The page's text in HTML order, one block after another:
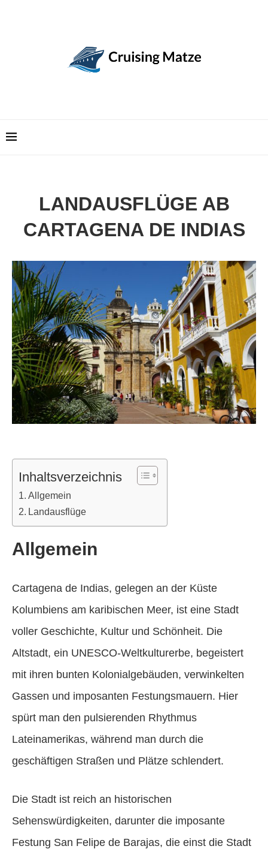
LANDAUSFLÜGE AB
CARTAGENA DE INDIAS
Inhaltsverzeichnis
Allgemein
Landausflüge
Allgemein
Cartagena de Indias, gelegen an der Küste
Kolumbiens am karibischen Meer, ist eine Stadt
voller Geschichte, Kultur und Schönheit. Die
Altstadt, ein UNESCO-Weltkulturerbe, begeistert
mit ihren bunten Kolonialgebäuden, verwinkelten
Gassen und imposanten Festungsmauern. Hier
spürt man den pulsierenden Rhythmus
Lateinamerikas, während man durch die
geschäftigen Straßen und Plätze schlendert.
Die Stadt ist reich an historischen
Sehenswürdigkeiten, darunter die imposante
Festung San Felipe de Barajas, die einst die Stadt